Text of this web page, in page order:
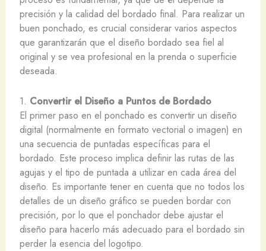
precisión y la calidad del bordado final. Para realizar un
buen ponchado, es crucial considerar varios aspectos
que garantizarán que el diseño bordado sea fiel al
original y se vea profesional en la prenda o superficie
deseada.
1. Convertir el Diseño a Puntos de Bordado
El primer paso en el ponchado es convertir un diseño
digital (normalmente en formato vectorial o imagen) en
una secuencia de puntadas específicas para el
bordado. Este proceso implica definir las rutas de las
agujas y el tipo de puntada a utilizar en cada área del
diseño. Es importante tener en cuenta que no todos los
detalles de un diseño gráfico se pueden bordar con
precisión, por lo que el ponchador debe ajustar el
diseño para hacerlo más adecuado para el bordado sin
perder la esencia del logotipo.